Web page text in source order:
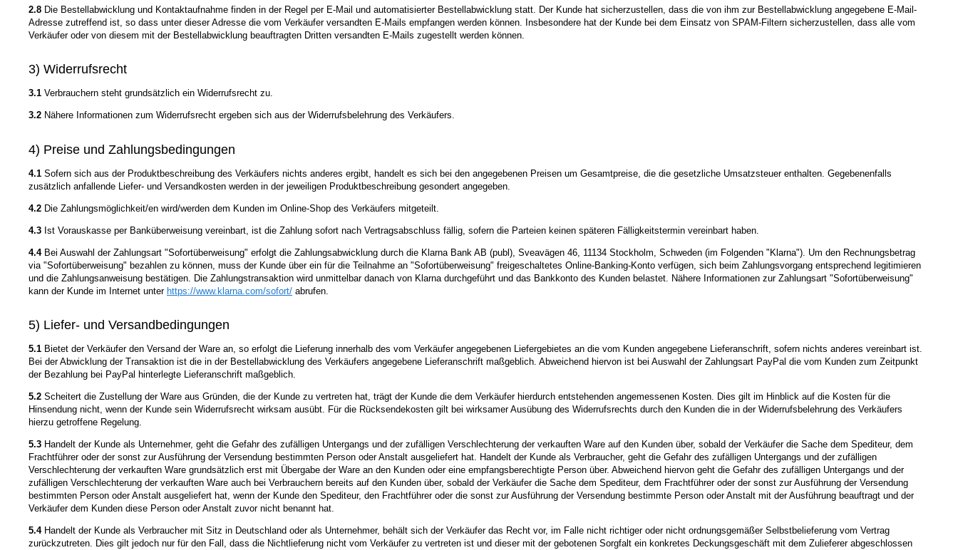
2.8 Die Bestellabwicklung und Kontaktaufnahme finden in der Regel per E-Mail und automatisierter Bestellabwicklung statt. Der Kunde hat sicherzustellen, dass die von ihm zur Bestellabwicklung angegebene E-Mail-
Adresse zutreffend ist, so dass unter dieser Adresse die vom Verkäufer versandten E-Mails empfangen werden können. Insbesondere hat der Kunde bei dem Einsatz von SPAM-Filtern sicherzustellen, dass alle vom
Verkäufer oder von diesem mit der Bestellabwicklung beauftragten Dritten versandten E-Mails zugestellt werden können.
3) Widerrufsrecht
3.1 Verbrauchern steht grundsätzlich ein Widerrufsrecht zu.
3.2 Nähere Informationen zum Widerrufsrecht ergeben sich aus der Widerrufsbelehrung des Verkäufers.
4) Preise und Zahlungsbedingungen
4.1 Sofern sich aus der Produktbeschreibung des Verkäufers nichts anderes ergibt, handelt es sich bei den angegebenen Preisen um Gesamtpreise, die die gesetzliche Umsatzsteuer enthalten. Gegebenenfalls
zusätzlich anfallende Liefer- und Versandkosten werden in der jeweiligen Produktbeschreibung gesondert angegeben.
4.2 Die Zahlungsmöglichkeit/en wird/werden dem Kunden im Online-Shop des Verkäufers mitgeteilt.
4.3 Ist Vorauskasse per Banküberweisung vereinbart, ist die Zahlung sofort nach Vertragsabschluss fällig, sofern die Parteien keinen späteren Fälligkeitstermin vereinbart haben.
4.4Bei Auswahl der Zahlungsart "Sofortüberweisung" erfolgt die Zahlungsabwicklung durch die Klarna Bank AB (publ), Sveavägen 46, 11134 Stockholm, Schweden (im Folgenden "Klarna"). Um den Rechnungsbetrag
via "Sofortüberweisung" bezahlen zu können, muss der Kunde über ein für die Teilnahme an "Sofortüberweisung" freigeschaltetes Online-Banking-Konto verfügen, sich beim Zahlungsvorgang entsprechend legitimieren
und die Zahlungsanweisung bestätigen. Die Zahlungstransaktion wird unmittelbar danach von Klarna durchgeführt und das Bankkonto des Kunden belastet. Nähere Informationen zur Zahlungsart "Sofortüberweisung"
kann der Kunde im Internet unter https://www.klarna.com/sofort/ abrufen.
5) Liefer- und Versandbedingungen
5.1 Bietet der Verkäufer den Versand der Ware an, so erfolgt die Lieferung innerhalb des vom Verkäufer angegebenen Liefergebietes an die vom Kunden angegebene Lieferanschrift, sofern nichts anderes vereinbart ist.
Bei der Abwicklung der Transaktion ist die in der Bestellabwicklung des Verkäufers angegebene Lieferanschrift maßgeblich. Abweichend hiervon ist bei Auswahl der Zahlungsart PayPal die vom Kunden zum Zeitpunkt
der Bezahlung bei PayPal hinterlegte Lieferanschrift maßgeblich.
5.2 Scheitert die Zustellung der Ware aus Gründen, die der Kunde zu vertreten hat, trägt der Kunde die dem Verkäufer hierdurch entstehenden angemessenen Kosten. Dies gilt im Hinblick auf die Kosten für die
Hinsendung nicht, wenn der Kunde sein Widerrufsrecht wirksam ausübt. Für die Rücksendekosten gilt bei wirksamer Ausübung des Widerrufsrechts durch den Kunden die in der Widerrufsbelehrung des Verkäufers
hierzu getroffene Regelung.
5.3 Handelt der Kunde als Unternehmer, geht die Gefahr des zufälligen Untergangs und der zufälligen Verschlechterung der verkauften Ware auf den Kunden über, sobald der Verkäufer die Sache dem Spediteur, dem
Frachtführer oder der sonst zur Ausführung der Versendung bestimmten Person oder Anstalt ausgeliefert hat. Handelt der Kunde als Verbraucher, geht die Gefahr des zufälligen Untergangs und der zufälligen
Verschlechterung der verkauften Ware grundsätzlich erst mit Übergabe der Ware an den Kunden oder eine empfangsberechtigte Person über. Abweichend hiervon geht die Gefahr des zufälligen Untergangs und der
zufälligen Verschlechterung der verkauften Ware auch bei Verbrauchern bereits auf den Kunden über, sobald der Verkäufer die Sache dem Spediteur, dem Frachtführer oder der sonst zur Ausführung der Versendung
bestimmten Person oder Anstalt ausgeliefert hat, wenn der Kunde den Spediteur, den Frachtführer oder die sonst zur Ausführung der Versendung bestimmte Person oder Anstalt mit der Ausführung beauftragt und der
Verkäufer dem Kunden diese Person oder Anstalt zuvor nicht benannt hat.
5.4Handelt der Kunde als Verbraucher mit Sitz in Deutschland oder als Unternehmer, behält sich der Verkäufer das Recht vor, im Falle nicht richtiger oder nicht ordnungsgemäßer Selbstbelieferung vom Vertrag
zurückzutreten. Dies gilt jedoch nur für den Fall, dass die Nichtlieferung nicht vom Verkäufer zu vertreten ist und dieser mit der gebotenen Sorgfalt ein konkretes Deckungsgeschäft mit dem Zulieferer abgeschlossen